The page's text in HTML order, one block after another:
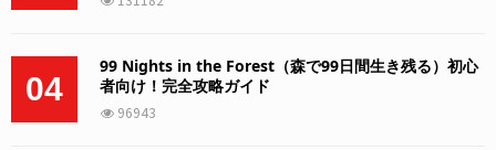
04
99 Nights in the Forest（森で99日間生き残る）初心
者向け！完全攻略ガイド
96943